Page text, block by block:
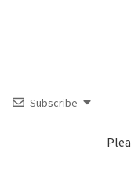
Subscribe